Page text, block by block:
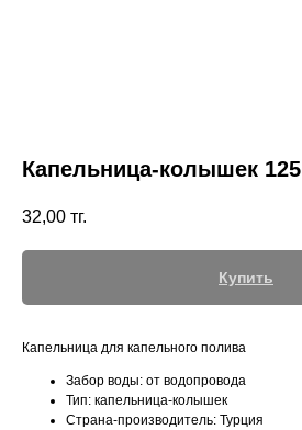
Капельница-колышек 125
32,00 тг.
Купить
Капельница для капельного полива
Забор воды: от водопровода
Тип: капельница-колышек
Страна-производитель: Турция